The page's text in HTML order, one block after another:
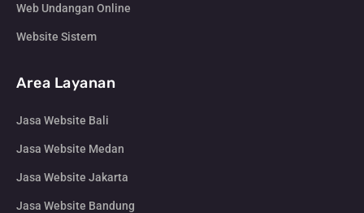
Web Undangan Online
Website Sistem
Area Layanan
Jasa Website Bali
Jasa Website Medan
Jasa Website Jakarta
Jasa Website Bandung